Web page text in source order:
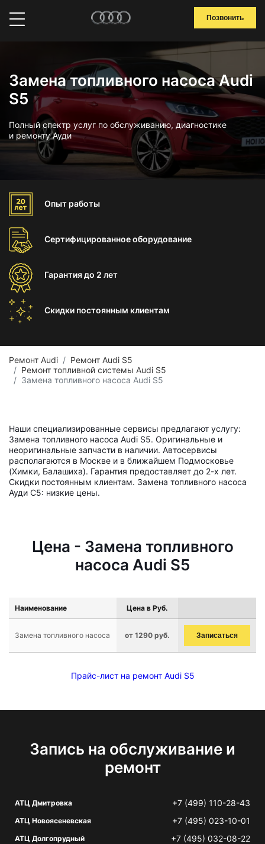
Позвонить
Замена топливного насоса Audi
S5
Полный спектр услуг по обслуживанию, диагностике
и ремонту Ауди
Опыт работы
Сертифицированноеоборудование
Гарантиядо 2 лет
Скидки постоянным клиентам
Ремонт Audi
Ремонт Audi S5
Ремонт топливной системы Audi S5
Замена топливного насоса Audi S5
Наши специализированные сервисы предлагают услугу:
Замена топливного насоса Audi S5. Оригинальные и
неоригинальные запчасти в наличии. Автосервисы
располагаются в Москве и в ближайшем Подмосковье
(Химки, Балашиха). Гарантия предоставляет до 2-х лет.
Скидки постоянным клиентам. Замена топливного насоса
Ауди С5: низкие цены.
Цена - Замена топливного
насоса Audi S5
Наименование Цена в Руб.
Замена топливного насоса от 1290 руб. Записаться
Прайс-лист на ремонт Audi S5
Запись на обслуживание и
ремонт
АТЦ Дмитровка +7 (499) 110-28-43
АТЦ Новоясеневская +7 (495) 023-10-01
АТЦ Долгопрудный +7 (495) 032-08-22